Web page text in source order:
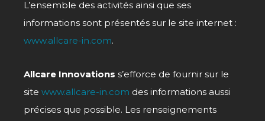
L’ensemble des activités ainsi que ses
informations sont présentés sur le site internet :
www.allcare-in.com.
Allcare Innovations s’efforce de fournir sur le
sitewww.allcare-in.com des informations aussi
précises que possible. Les renseignements